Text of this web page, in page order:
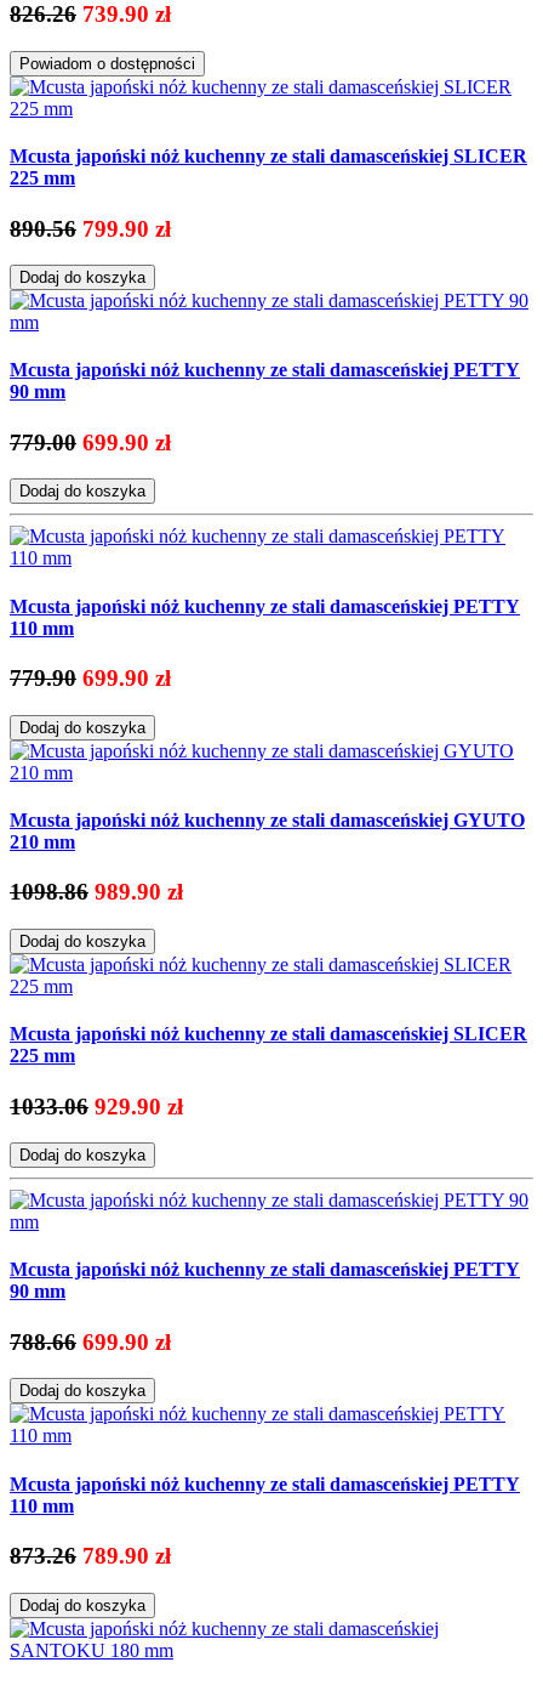
826.26 739.90 zł
Powiadom o dostępności
Mcusta japoński nóż kuchenny ze stali damasceńskiej SLICER
225 mm
890.56 799.90 zł
Dodaj do koszyka
Mcusta japoński nóż kuchenny ze stali damasceńskiej PETTY
90 mm
779.00 699.90 zł
Dodaj do koszyka
Mcusta japoński nóż kuchenny ze stali damasceńskiej PETTY
110 mm
779.90 699.90 zł
Dodaj do koszyka
Mcusta japoński nóż kuchenny ze stali damasceńskiej GYUTO
210 mm
1098.86 989.90 zł
Dodaj do koszyka
Mcusta japoński nóż kuchenny ze stali damasceńskiej SLICER
225 mm
1033.06 929.90 zł
Dodaj do koszyka
Mcusta japoński nóż kuchenny ze stali damasceńskiej PETTY
90 mm
788.66 699.90 zł
Dodaj do koszyka
Mcusta japoński nóż kuchenny ze stali damasceńskiej PETTY
110 mm
873.26 789.90 zł
Dodaj do koszyka